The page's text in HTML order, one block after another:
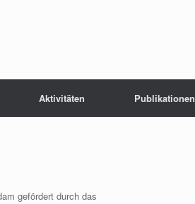
Aktivitäten Publikationen
gefördert durch das